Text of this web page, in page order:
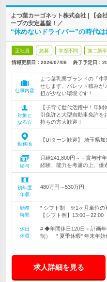
よつ葉カーゴネット株式会社 | 【会
ープの安定基盤！／
“休めないドライバー”の時代
正社員 急募 学歴不問 第二新
情報更新日：2026/07/08 終了予定日：
仕事内容
よつ葉乳業ブランドの「牛
せします。パレット積みが
担が少ない環境です！
対象と
なる方
【子育て世代活躍中！年
引免許と大型自動車免許を
持ちの方大歓迎！
勤務地
【UIターン歓迎】 埼玉県
給与
月給241,800円～＋賞与昨
経験、能力を考慮の上、
初年度
年収
480万円～530万円
勤務
時間
* シフト制 ※1ヶ月単位の
【シフト例】13:00～22:00
休日
休暇
# ◆年間休日120日＋計画
制） * 夏季休暇* 年末年始
求人詳細を見る